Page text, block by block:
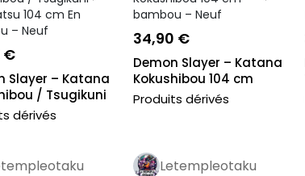
€
Slayer – Katana
/ Tsugikuni
dérivés
34,90 €
Demon Slayer – Katana
Kokushibou 104 cm
bambou – N...
Produits dérivés
Letempleotaku